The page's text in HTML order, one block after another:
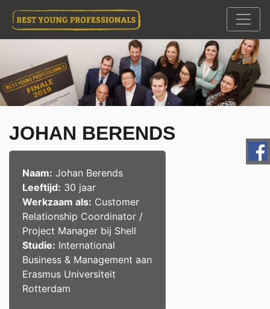
JOHAN BERENDS
Naam: Johan Berends
Leeftijd: 30 jaar
Werkzaam als: Customer
Relationship Coordinator /
Project Managerbij Shell
Studie: International
Business & Management aan
Erasmus Universiteit
Rotterdam